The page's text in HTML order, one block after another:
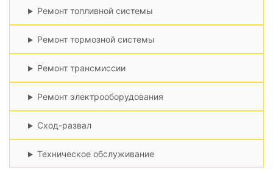
Ремонт топливной системы
Ремонт тормозной системы
Ремонт трансмиссии
Ремонт электрооборудования
Сход-развал
Техническое обслуживание